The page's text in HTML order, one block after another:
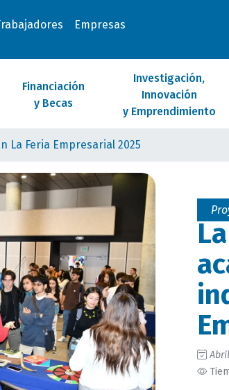
Empresas
Financiación
y Becas
Investigación,
Innovación
y Emprendimiento
La Feria Empresarial 2025